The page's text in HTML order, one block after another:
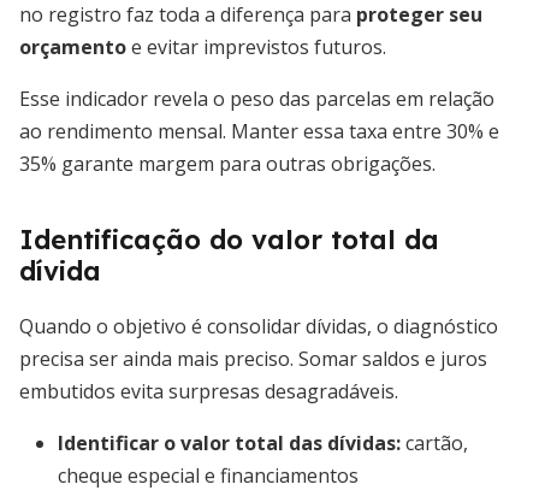
no registro faz toda a diferença para proteger seu
orçamentoe evitar imprevistos futuros.
Esse indicador revela o peso das parcelas em relação
ao rendimento mensal. Manter essa taxa entre 30% e
35% garante margem para outras obrigações.
Identificação do valor total da
dívida
Quando o objetivo é consolidar dívidas, o diagnóstico
precisa ser ainda mais preciso. Somar saldos e juros
embutidos evita surpresas desagradáveis.
Identificar o valor total das dívidas:cartão,
cheque especial e financiamentos